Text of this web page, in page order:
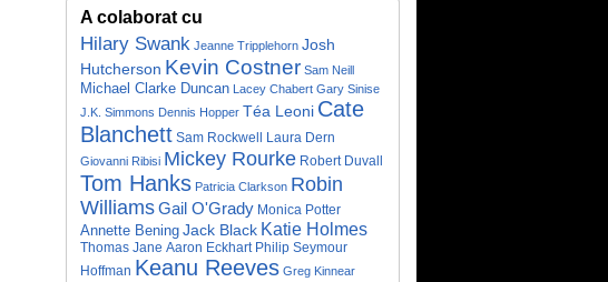
A colaborat cu
Hilary Swank Jeanne Tripplehorn Josh
Hutcherson Kevin Costner Sam Neill
Michael Clarke Duncan Lacey Chabert Gary Sinise
J.K. Simmons Dennis Hopper Téa Leoni Cate
Blanchett Sam Rockwell Laura Dern
Giovanni Ribisi Mickey Rourke Robert Duvall
Tom Hanks Patricia Clarkson Robin
WilliamsGail O'Grady Monica Potter
Annette Bening Jack Black Katie Holmes
Thomas Jane Aaron Eckhart Philip Seymour
Hoffman Keanu Reeves Greg Kinnear